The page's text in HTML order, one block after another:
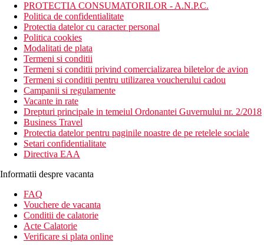
PROTECTIA CONSUMATORILOR - A.N.P.C.
Politica de confidentialitate
Protectia datelor cu caracter personal
Politica cookies
Modalitati de plata
Termeni si conditii
Termeni si conditii privind comercializarea biletelor de avion
Termeni si conditii pentru utilizarea voucherului cadou
Campanii si regulamente
Vacante in rate
Drepturi principale in temeiul Ordonantei Guvernului nr. 2/2018
Business Travel
Protectia datelor pentru paginile noastre de pe retelele sociale
Setari confidentialitate
Directiva EAA
Informatii despre vacanta
FAQ
Vouchere de vacanta
Conditii de calatorie
Acte Calatorie
Verificare si plata online